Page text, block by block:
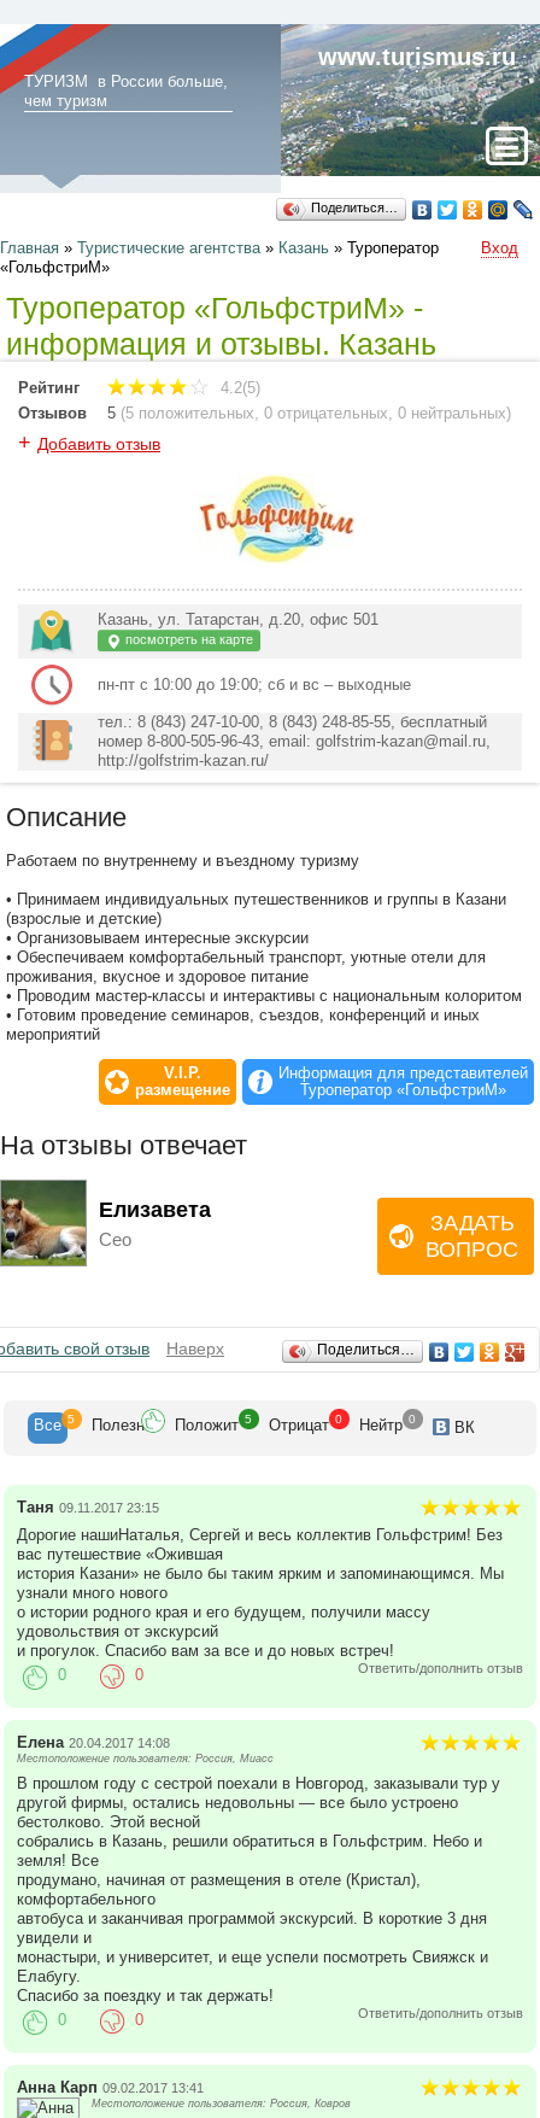
ТУРИЗМ в России больше,
чем туризм
www.turismus.ru
Поделиться…
Главная » Туристические агентства» Казань » Туроператор
«ГольфстриМ»
Вход
Туроператор «ГольфстриМ» -
информация и отзывы. Казань
Рейтинг
4.2(5)
Отзывов
5 (5 положительных, 0 отрицательных, 0 нейтральных)
+ Добавить отзыв
Казань, ул. Татарстан, д.20, офис 501
посмотреть на карте
пн-пт с 10:00 до 19:00; сб и вс – выходные
тел.: 8 (843) 247-10-00, 8 (843) 248-85-55, бесплатный
номер 8-800-505-96-43, email: golfstrim-kazan@mail.ru,
http://golfstrim-kazan.ru/
Описание
Работаем по внутреннему и въездному туризму
• Принимаем индивидуальных путешественников и группы в Казани
(взрослые и детские)
• Организовываем интересные экскурсии
• Обеспечиваем комфортабельный транспорт, уютные отели для
проживания, вкусное и здоровое питание
• Проводим мастер-классы и интерактивы с национальным колоритом
• Готовим проведение семинаров, съездов, конференций и иных
мероприятий
V.I.P.
размещение
Информация для представителей
Туроператор «ГольфстриМ»
На отзывы отвечает
Елизавета
Сео
ЗАДАТЬ
ВОПРОС
Отзывысвой отзыв Наверх Поделиться…
Все 5 Полезн Положит 5 Отрицат 0 Нейтр 0 ВК
Таня 09.11.2017 23:15
Дорогие нашиНаталья, Сергей и весь коллектив Гольфстрим! Без
вас путешествие «Ожившая
история Казани» не было бы таким ярким и запоминающимся. Мы
узнали много нового
о истории родного края и его будущем, получили массу
удовольствия от экскурсий
и прогулок. Спасибо вам за все и до новых встреч!
Ответить/дополнить отзыв
0 0
Елена 20.04.2017 14:08
Местоположение пользователя: Россия, Миасс
В прошлом году с сестрой поехали в Новгород, заказывали тур у
другой фирмы, остались недовольны — все было устроено
бестолково. Этой весной
собрались в Казань, решили обратиться в Гольфстрим. Небо и
земля! Все
продумано, начиная от размещения в отеле (Кристал),
комфортабельного
автобуса и заканчивая программой экскурсий. В короткие 3 дня
увидели и
монастыри, и университет, и еще успели посмотреть Свияжск и
Елабугу.
Спасибо за поездку и так держать!
Ответить/дополнить отзыв
0 0
Анна Карп 09.02.2017 13:41
Местоположение пользователя: Россия, Ковров